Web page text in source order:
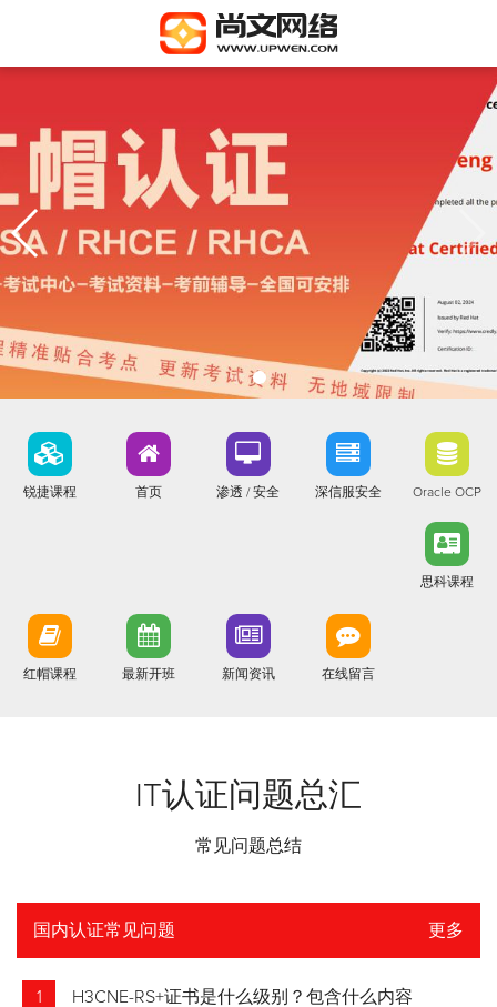
锐捷课程 首页 渗透 / 安全 深信服安全 Oracle OCP
思科课程
红帽课程 最新开班 新闻资讯 在线留言
IT认证问题总汇
常见问题总结
国内认证常见问题 更多
1 H3CNE-RS+证书是什么级别？包含什么内容